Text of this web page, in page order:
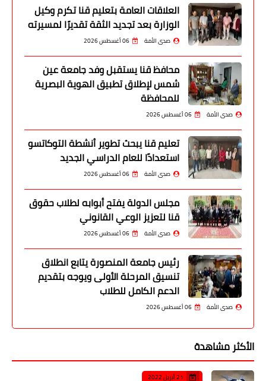
العلاقات العامة بتعليم قنا تكرم وكيل
الوزارة بعد تجديد الثقة تقديرًا لمسيرته
صدى الأمة 06 أغسطس 2026
محافظ قنا يستقبل وفد جامعة عين
شمس لإطلاق تطبيق الهوية البصرية
للمحافظة
صدى الأمة 06 أغسطس 2026
تعليم قنا يبحث تطوير أنشطة التوكاتسو
استعدادًا للعام الدراسي الجديد
صدى الأمة 06 أغسطس 2026
مجلس الدولة يفتح أبوابه لطلاب حقوق
قنا لتعزيز الوعي القانوني
صدى الأمة 06 أغسطس 2026
رئيس جامعة المنصورة يتابع انطلاق
تنسيق المرحلة الأولى ويوجه بتقديم
الدعم الكامل للطلاب
صدى الأمة 06 أغسطس 2026
الأكثر مشاهدة
21 أبريل 2022